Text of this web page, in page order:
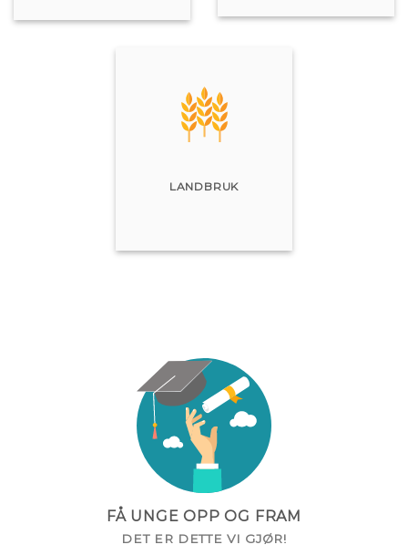
LANDBRUK
FÅ UNGE OPP OG FRAM
DET ER DETTE VI GJØR!